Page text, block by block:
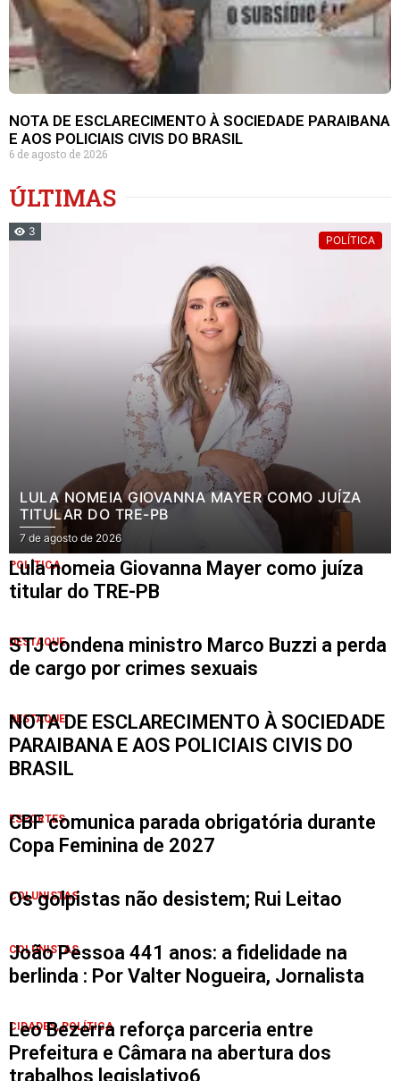
NOTA DE ESCLARECIMENTO À SOCIEDADE PARAIBANA
E AOS POLICIAIS CIVIS DO BRASIL
6 de agosto de 2026
ÚLTIMAS
3
POLÍTICA
LULA NOMEIA GIOVANNA MAYER COMO JUÍZA
TITULAR DO TRE-PB
7 de agosto de 2026
POLÍTICA
Lula nomeia Giovanna Mayer como juíza
titular do TRE-PB
DESTAQUE
STJ condena ministro Marco Buzzi a perda
de cargo por crimes sexuais
DESTAQUE
NOTA DE ESCLARECIMENTO À SOCIEDADE
PARAIBANA E AOS POLICIAIS CIVIS DO
BRASIL
ESPORTES
CBF comunica parada obrigatória durante
Copa Feminina de 2027
COLUNISTAS
Os golpistas não desistem; Rui Leitao
COLUNISTAS
João Pessoa 441 anos: a fidelidade na
berlinda : Por Valter Nogueira, Jornalista
CIDADES,POLÍTICA
Leo Bezerra reforça parceria entre
Prefeitura e Câmara na abertura dos
trabalhos legislativo6